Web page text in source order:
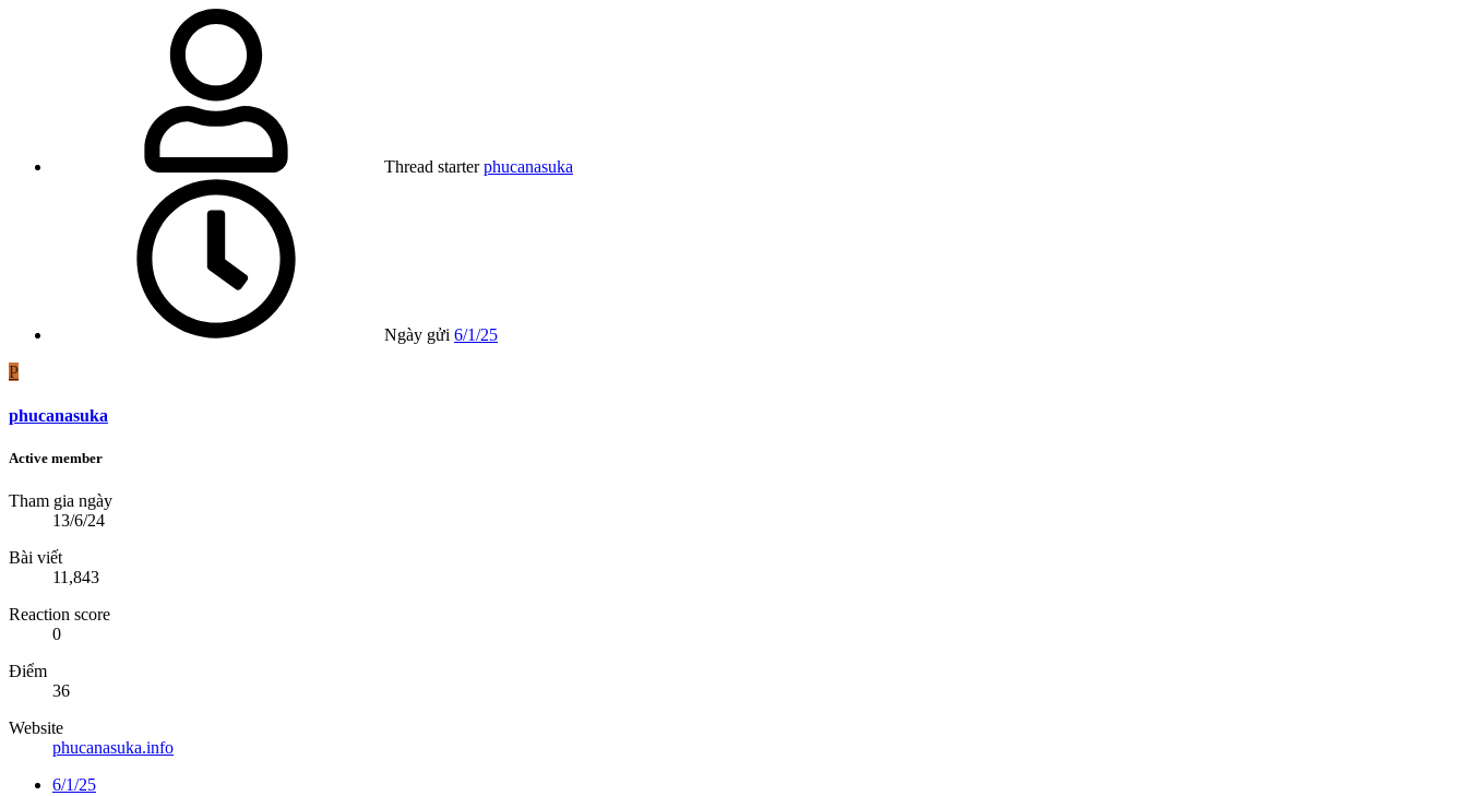
Thread starter phucanasuka
Ngày gửi 6/1/25
P
phucanasuka
Active member
Tham gia ngày
13/6/24
Bài viết
11,843
Reaction score
0
Điểm
36
Website
phucanasuka.info
6/1/25